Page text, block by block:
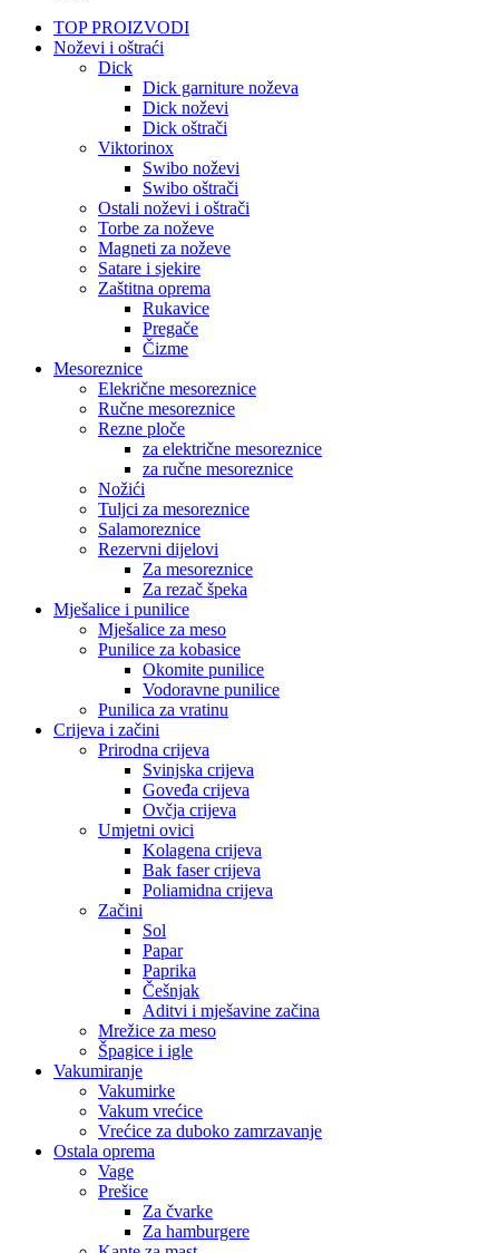
TOP PROIZVODI
Noževi i oštraći
Dick
Dick garniture noževa
Dick noževi
Dick oštrači
Viktorinox
Swibo noževi
Swibo oštrači
Ostali noževi i oštrači
Torbe za noževe
Magneti za noževe
Satare i sjekire
Zaštitna oprema
Rukavice
Pregače
Čizme
Mesoreznice
Elekrične mesoreznice
Ručne mesoreznice
Rezne ploče
za električne mesoreznice
za ručne mesoreznice
Nožići
Tuljci za mesoreznice
Salamoreznice
Rezervni dijelovi
Za mesoreznice
Za rezač špeka
Mješalice i punilice
Mješalice za meso
Punilice za kobasice
Okomite punilice
Vodoravne punilice
Punilica za vratinu
Crijeva i začini
Prirodna crijeva
Svinjska crijeva
Goveđa crijeva
Ovčja crijeva
Umjetni ovici
Kolagena crijeva
Bak faser crijeva
Poliamidna crijeva
Začini
Sol
Papar
Paprika
Češnjak
Aditvi i mješavine začina
Mrežice za meso
Špagice i igle
Vakumiranje
Vakumirke
Vakum vrećice
Vrećice za duboko zamrzavanje
Ostala oprema
Vage
Prešice
Za čvarke
Za hamburgere